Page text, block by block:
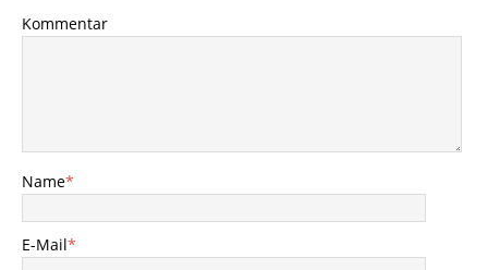
Kommentar
Name*
E-Mail*